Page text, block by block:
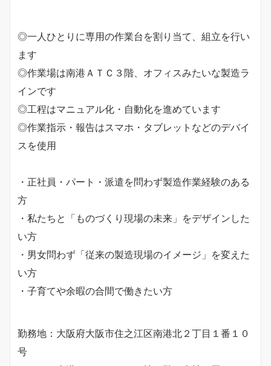
◎一人ひとりに専用の作業台を割り当て、組立を行い
ます
◎作業場は南港ＡＴＣ３階、オフィスみたいな製造ラ
インです
◎工程はマニュアル化・自動化を進めています
◎作業指示・報告はスマホ・タブレットなどのデバイ
スを使用
・正社員・パート・派遣を問わず製造作業経験のある
方
・私たちと「ものづくり現場の未来」をデザインした
い方
・男女問わず「従来の製造現場のイメージ」を変えた
い方
・子育てや余暇の合間で働きたい方
勤務地：大阪府大阪市住之江区南港北２丁目１番１０
号